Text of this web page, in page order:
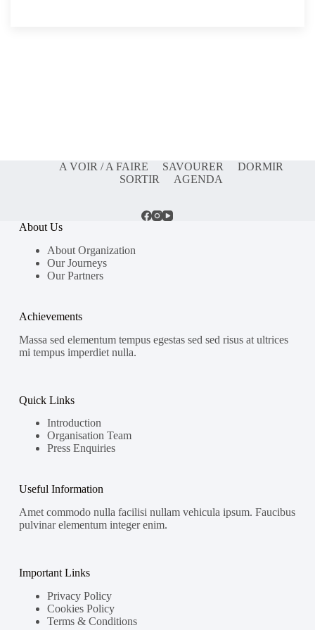
A VOIR / A FAIRE SAVOURER
DORMIR
SORTIR
AGENDA
About Us
About Organization
Our Journeys
Our Partners
Achievements
Massa sed elementum tempus egestas sed sed risus at ultrices
mi tempus imperdiet nulla.
Quick Links
Introduction
Organisation Team
Press Enquiries
Useful Information
Amet commodo nulla facilisi nullam vehicula ipsum. Faucibus
pulvinar elementum integer enim.
Important Links
Privacy Policy
Cookies Policy
Terms & Conditions